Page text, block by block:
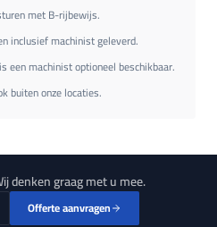
met B-rijbewijs.
inclusief machinist geleverd.
een machinist optioneel beschikbaar.
buiten onze locaties.
denken graag met u mee.
Offerte aanvragen